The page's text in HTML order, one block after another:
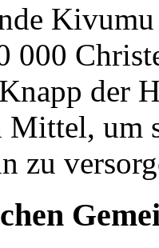
000
der
Mittel, um
zu